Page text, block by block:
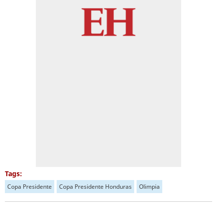
Tags:
Copa Presidente Copa Presidente Honduras Olimpia